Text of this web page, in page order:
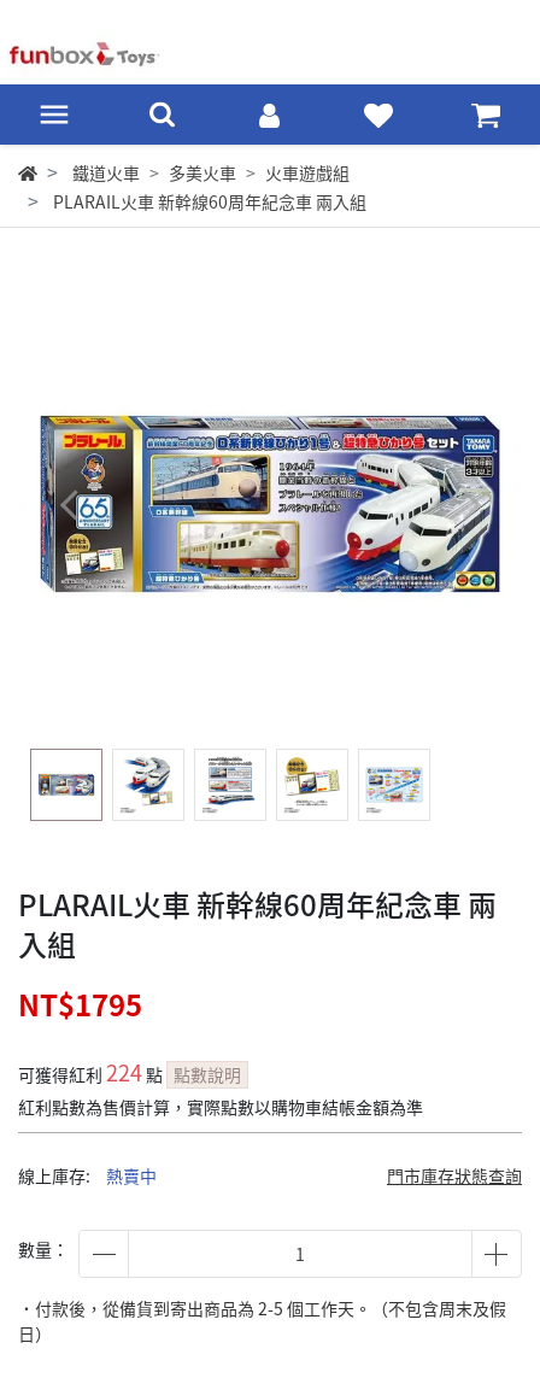
鐵道火車 多美火車
火車遊戲組
PLARAIL火車 新幹線60周年紀念車 兩入組
PLARAIL火車 新幹線60周年紀念車 兩
入組
NT$1795
可獲得紅利 224點 點數說明
紅利點數為售價計算，實際點數以購物車結帳金額為準
線上庫存: 熱賣中 門市庫存狀態查詢
數量：
˙付款後，從備貨到寄出商品為 2-5 個工作天。（不包含周末及假
日）